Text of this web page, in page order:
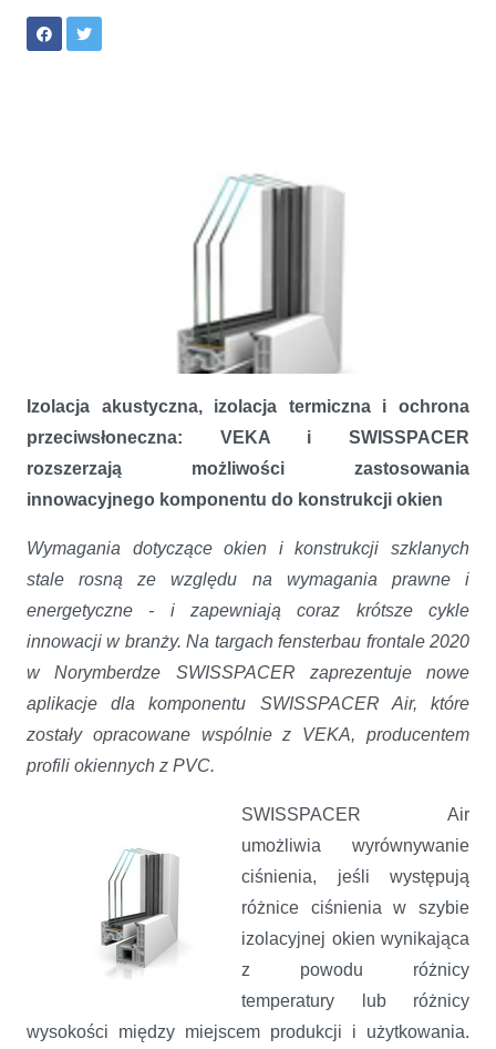
Izolacja akustyczna, izolacja termiczna i ochrona
przeciwsłoneczna: VEKA i SWISSPACER
rozszerzają możliwości zastosowania
innowacyjnego komponentu do konstrukcji okien
Wymagania dotyczące okien i konstrukcji szklanych
stale rosną ze względu na wymagania prawne i
energetyczne - i zapewniają coraz krótsze cykle
innowacji w branży. Na targach fensterbau frontale 2020
w Norymberdze SWISSPACER zaprezentuje nowe
aplikacje dla komponentu SWISSPACER Air, które
zostały opracowane wspólnie z VEKA, producentem
profili okiennych z PVC.
SWISSPACER Air
umożliwia wyrównywanie
ciśnienia, jeśli występują
różnice ciśnienia w szybie
izolacyjnej okien wynikająca
z powodu różnicy
temperatury lub różnicy
wysokości między miejscem produkcji i użytkowania.